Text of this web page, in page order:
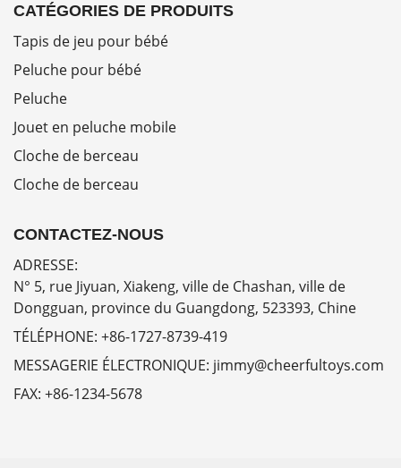
CATÉGORIES DE PRODUITS
Tapis de jeu pour bébé
Peluche pour bébé
Peluche
Jouet en peluche mobile
Cloche de berceau
Cloche de berceau
CONTACTEZ-NOUS
ADRESSE:
N° 5, rue Jiyuan, Xiakeng, ville de Chashan, ville de
Dongguan, province du Guangdong, 523393, Chine
TÉLÉPHONE: +86-1727-8739-419
MESSAGERIE ÉLECTRONIQUE: jimmy@cheerfultoys.com
FAX: +86-1234-5678